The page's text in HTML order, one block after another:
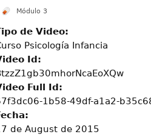
Módulo 3
de Video:
Psicología Infancia
Id:
Full Id:
1b58-49df-a1a2-
de August de 2015